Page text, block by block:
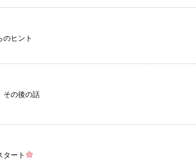
のヒント
その後の話
タート